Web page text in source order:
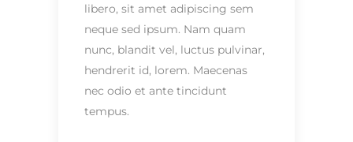
libero, sit amet adipiscing sem
neque sed ipsum. Nam quam
nunc, blandit vel, luctus pulvinar,
hendrerit id, lorem. Maecenas
nec odio et ante tincidunt
tempus.